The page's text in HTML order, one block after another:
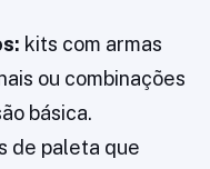
kits com armas
ou combinações
básica.
de paleta que